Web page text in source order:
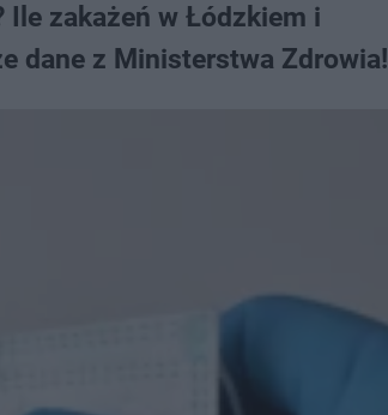
zakażeń w Łódzkiem i
dane z Ministerstwa Zdrowia!